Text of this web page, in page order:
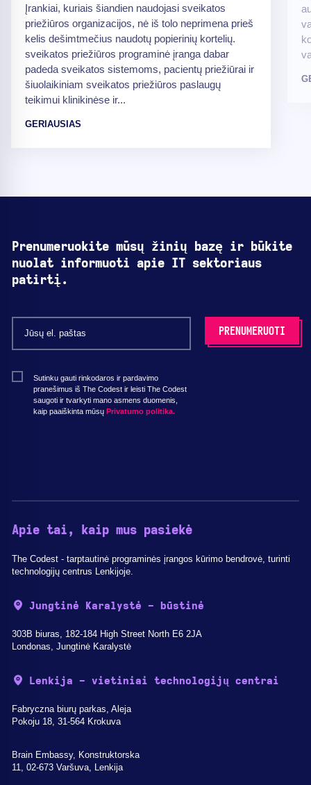
Įrankiai, kuriais šiandien naudojasi sveikatos
priežiūros organizacijos, nė iš tolo neprimena prieš
kelis dešimtmečius naudotų popierinių kortelių.
sveikatos priežiūros programinė įranga dabar
padeda sveikatos sistemoms, pacientų priežiūrai ir
šiuolaikiniam sveikatos priežiūros paslaugų
teikimui klinikinėse ir...
GERIAUSIAS
Prenumeruokite mūsų žinių bazę ir būkite
nuolat informuoti apie IT sektoriaus
patirtį.
Sutinku gauti rinkodaros ir pardavimo
pranešimus iš The Codest ir leisti The Codest
saugoti ir tvarkyti mano asmens duomenis,
kaip paaiškinta mūsų Privatumo politika.
Apie tai, kaip mus pasiekė
The Codest - tarptautinė programinės įrangos kūrimo bendrovė, turinti
technologijų centrus Lenkijoje.
Jungtinė Karalystė - būstinė
303B biuras, 182-184 High Street North E6 2JA
Londonas, Jungtinė Karalystė
Lenkija - vietiniai technologijų centrai
Fabryczna biurų parkas, Aleja
Pokoju 18, 31-564 Krokuva
Brain Embassy, Konstruktorska
11, 02-673 Varšuva, Lenkija